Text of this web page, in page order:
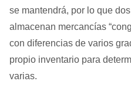
se mantendrá, por lo que
almacenan mercancías
con diferencias de varios
propio inventario para
varias.